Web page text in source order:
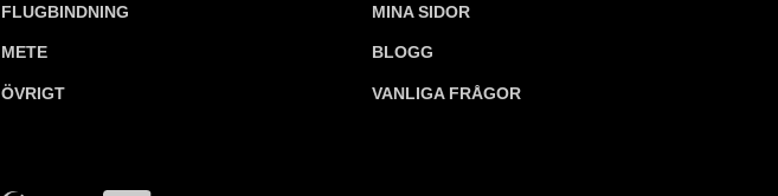
FLUGBINDNING
METE
ÖVRIGT
MINA SIDOR
BLOGG
VANLIGA FRÅGOR